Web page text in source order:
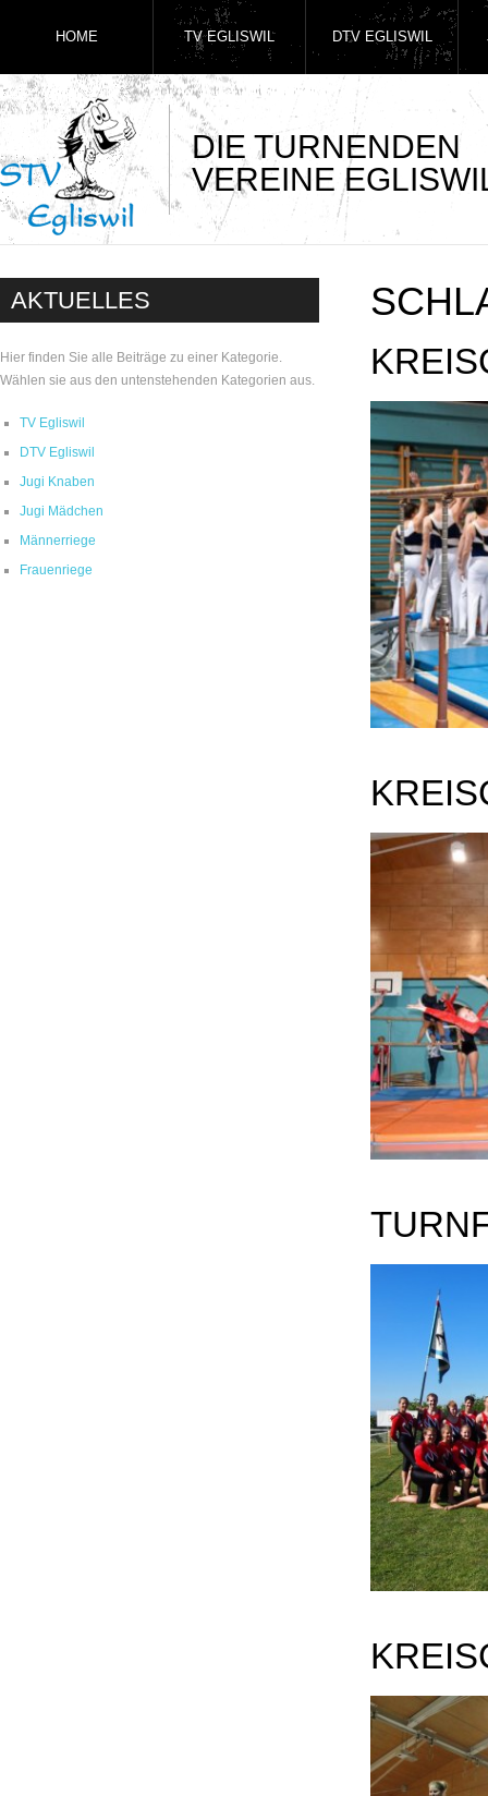
DIE TURNENDEN
VEREINE
HOME TV EGLISWIL DTV EGLISWIL
AKTUELLES
Hier finden Sie alle Beiträge zu einer Kategorie.
Wählen sie aus den untenstehenden Kategorien aus.
TV Egliswil
DTV Egliswil
Jugi Knaben
Jugi Mädchen
Männerriege
Frauenriege